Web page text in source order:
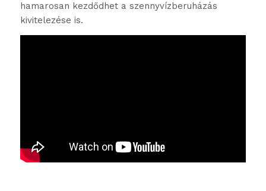
hamarosan kezdődhet a szennyvízberuházás
kivitelezése is.